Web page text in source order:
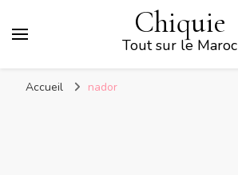
Chiquie
Tout sur le Maroc
Accueil nador